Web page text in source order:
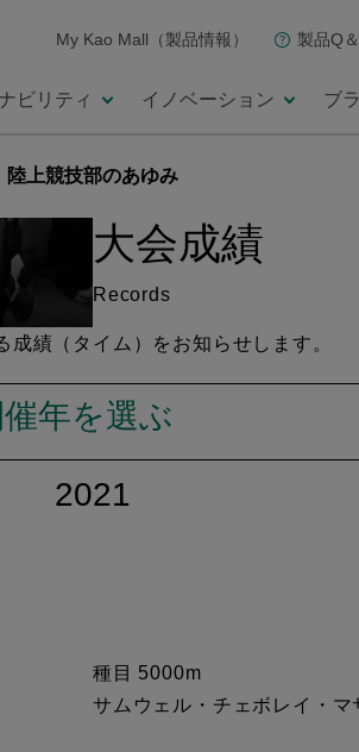
My Kao Mall（製品情報） 製品Q
ビリティ イノベーション ブ
陸上競技部のあゆみ
大会成績
Records
成績（タイム）を お知らせします。
催年を選ぶ
2021
種目 5000m
サムウェル・チェボレイ・マ